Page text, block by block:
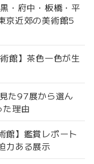
・府中・板橋・平
京近郊の美術館5
館】茶色一色が生
た97展から選ん
理由
館】鑑賞レポート
力ある展示